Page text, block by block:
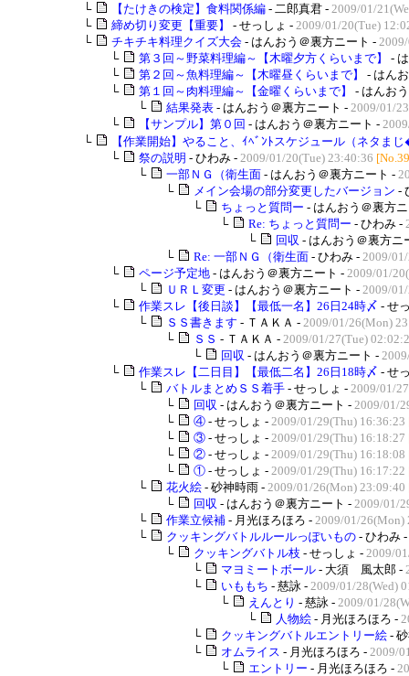
└
【たけきの検定】食料関係編 - 二郎真君 - 2009/01/
└
締め切り変更【重要】 - せっしょ - 2009/01/20(Tue)
└
チキチキ料理クイズ大会 - はんおう＠裏方ニート -
└
第３回～野菜料理編～【木曜夕方くらいまで】
-
└
第２回～魚料理編～【木曜昼くらいまで】
- はん
└
第１回～肉料理編～【金曜くらいまで】
- はんお
└
結果発表 - はんおう＠裏方ニート - 2009/01/
└
【サンプル】第０回 - はんおう＠裏方ニート -
└
【作業開始】やること、ｲﾍﾞﾝﾄスケジュール（ネタま
└
祭の説明 - ひわみ - 2009/01/20(Tue) 23:40:36
└
一部ＮＧ（衛生面 - はんおう＠裏方ニート -
└
メイン会場の部分変更したバージョン -
└
ちょっと質問ー - はんおう＠裏方
└
Re: ちょっと質問ー - ひわみ -
└
回収 - はんおう＠裏方ニ
└
Re: 一部ＮＧ（衛生面 - ひわみ - 2009/
└
ページ予定地 - はんおう＠裏方ニート - 2009/01/
└
ＵＲＬ変更 - はんおう＠裏方ニート - 2009/
└
作業スレ【後日談】【最低一名】26日24時〆 - せ
└
ＳＳ書きます - ＴＡＫＡ - 2009/01/26(Mon)
└
ＳＳ - ＴＡＫＡ - 2009/01/27(Tue)
└
回収 - はんおう＠裏方ニート -
└
作業スレ【二日目】【最低二名】26日18時〆 - せ
└
バトルまとめＳＳ着手 - せっしょ - 2009/01/
└
回収 - はんおう＠裏方ニート - 2009/01/
└
④ - せっしょ - 2009/01/29(Thu) 16:36:23
└
③ - せっしょ - 2009/01/29(Thu) 16:18:27
└
② - せっしょ - 2009/01/29(Thu) 16:18:08
└
① - せっしょ - 2009/01/29(Thu) 16:17:22
└
花火絵 - 砂神時雨 - 2009/01/26(Mon) 23:09:40
└
回収 - はんおう＠裏方ニート - 2009/01/
└
作業立候補 - 月光ほろほろ - 2009/01/26(Mon)
└
クッキングバトルルールっぽいもの - ひわみ -
└
クッキングバトル枝 - せっしょ - 2009/
└
マヨミートボール - 大須 風太郎 -
└
いももち - 慈詠 - 2009/01/28(Wed)
└
えんとり - 慈詠 - 2009/01/
└
人物絵 - 月光ほろほろ -
└
クッキングバトルエントリー絵 -
└
オムライス - 月光ほろほろ - 2009/
└
エントリー - 月光ほろほろ -